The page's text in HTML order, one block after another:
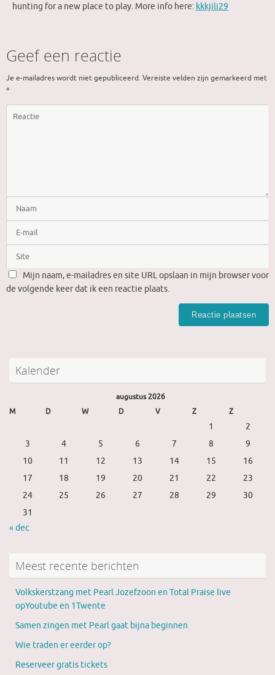
hunting for a new place to play. More info here: kkkjili29
Geef een reactie
Je e-mailadres wordt niet gepubliceerd. Vereiste velden zijn gemarkeerd met
*
Mijn naam, e-mailadres en site URL opslaan in mijn browser voor
de volgende keer dat ik een reactie plaats.
Kalender
augustus 2026
M
D W D V Z Z
1
2
3
4 5 6 7 8
9
10
11 12 13 14 15
16
17
18 19 20 21 22
23
24
25 26 27 28 29
30
31
« dec
Meest recente berichten
Volkskerstzang met Pearl Jozefzoon en Total Praise live
opYoutube en 1Twente
Samen zingen met Pearl gaat bijna beginnen
Wie traden er eerder op?
Reserveer gratis tickets